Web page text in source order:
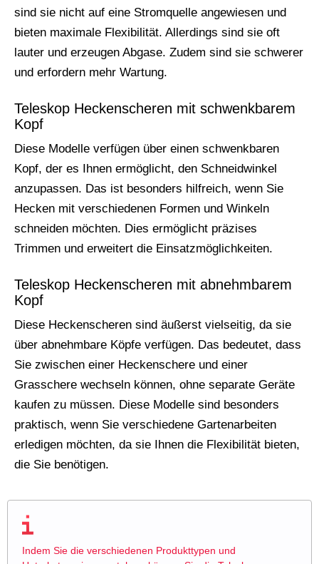
sind sie nicht auf eine Stromquelle angewiesen und
bieten maximale Flexibilität. Allerdings sind sie oft
lauter und erzeugen Abgase. Zudem sind sie schwerer
und erfordern mehr Wartung.
Teleskop Heckenscheren mit schwenkbarem
Kopf
Diese Modelle verfügen über einen schwenkbaren
Kopf, der es Ihnen ermöglicht, den Schneidwinkel
anzupassen. Das ist besonders hilfreich, wenn Sie
Hecken mit verschiedenen Formen und Winkeln
schneiden möchten. Dies ermöglicht präzises
Trimmen und erweitert die Einsatzmöglichkeiten.
Teleskop Heckenscheren mit abnehmbarem
Kopf
Diese Heckenscheren sind äußerst vielseitig, da sie
über abnehmbare Köpfe verfügen. Das bedeutet, dass
Sie zwischen einer Heckenschere und einer
Grasschere wechseln können, ohne separate Geräte
kaufen zu müssen. Diese Modelle sind besonders
praktisch, wenn Sie verschiedene Gartenarbeiten
erledigen möchten, da sie Ihnen die Flexibilität bieten,
die Sie benötigen.
Indem Sie die verschiedenen Produkttypen und